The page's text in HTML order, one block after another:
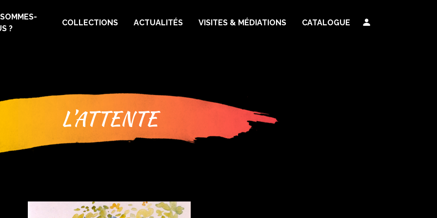
?
COLLECTIONS ACTUALITÉS VISITES & MÉDIATIONS CATALOGUE
L’ATTENTE